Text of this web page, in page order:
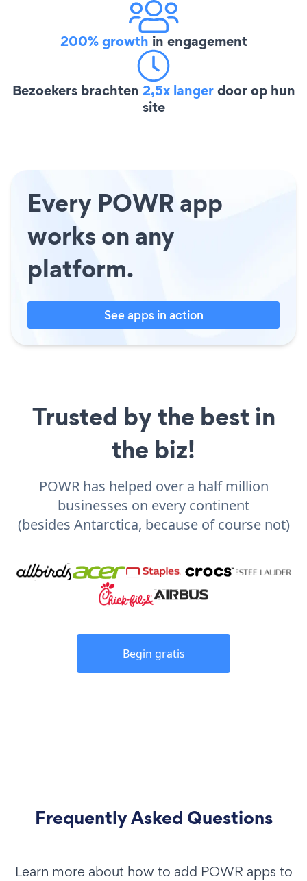
200% growth in engagement
Bezoekers brachten 2,5x langerdoor op hun
site
Every POWR app
works on any
platform.
See apps in action
Trusted by the best in
the biz!
POWR has helped over a half million
businesses on every continent
(besides Antarctica, because of course not)
Begin gratis
Frequently Asked Questions
Learn more about how to add POWR apps to